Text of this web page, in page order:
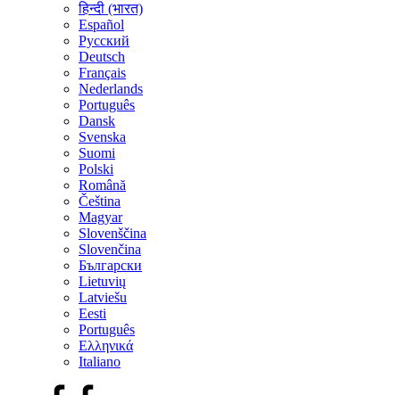
हिन्दी (भारत)
Español
Русский
Deutsch
Français
Nederlands
Português
Dansk
Svenska
Suomi
Polski
Română
Čeština
Magyar
Slovenščina
Slovenčina
Български
Lietuvių
Latviešu
Eesti
Português
Ελληνικά
Italiano
Facebook